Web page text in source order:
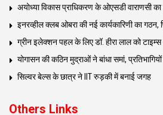
अयोध्या विकास प्राधिकरण के ओएसडी वाराणसी
इनरव्हील क्लब ओबरा की नई कार्यकारिणी का गठन,
ग्रीन इलेक्शन पहल के लिए डॉ. हीरा लाल को
योगासन की कठिन मुद्राओं ने बांधा समां,
सिल्वर बेल्स के छात्र ने IIT रुड़की में बनाई जगह
Others Links